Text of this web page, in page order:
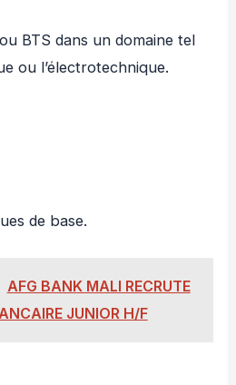
dans un domaine tel
ou l’électrotechnique.
de base.
AFG BANK MALI RECRUTE
JUNIOR H/F